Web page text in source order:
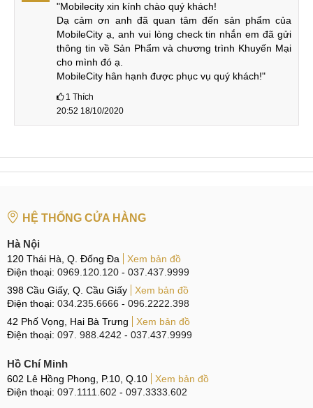
Ngoài ra sản phẩm còn trang bị công nghệ sạc nhanh lên tới
18W thì người dùng chắc hẳn sẽ không bao giờ lo lắng về
Pin trên Xiaomi Mi 9T này.
Thiết kế ấn tượng
Thiết kế của Xiaomi Mi 9T bao gồm kim loại và hai mặt kính
sang trọng, bóng bẩy. Màn hình lớn Fullview trên mặt trước
chiếm tới 91% diện tích hiển thị. Cụm camera kép được đặt
Thiết kế ấn tượng
Màn hình của Xiaomi Mi 9T có kích thước lớn 6.39 inch và
sử dụng công nghệ Supper AMOLED, độ phân giải Full
HD+ (1080x2340 pixels) và tỷ lệ 19.5:9. Điều đặc biệt là sản
phẩm này còn được trang bị cảm biến vân tay thế hệ thứ 7
với tốc độ nhanh hơn và tính bảo mật được nâng cao rất
nhiều.
Nếu bạn đang phân vân không biết có nên mua chiếc điện
thoại Xiaomi Mi 9T chính hãng hay không và liệu nó có hoạt
"Mobilecity xin kính chào quý khách!
Dạ cảm ơn anh đã quan tâm đến sản phẩm của
MobileCity ạ, anh vui lòng check tin nhắn em đã gửi
thông tin về Sản Phẩm và chương trình Khuyến Mại
cho mình đó ạ.
MobileCity hân hạnh được phục vụ quý khách!"
1 Thích
20:52 18/10/2020
HỆ THỐNG CỬA HÀNG
Hà Nội
120 Thái Hà, Q. Đống Đa
Xem bản đồ
Điện thoại: 0969.120.120 - 037.437.9999
398 Cầu Giấy, Q. Cầu Giấy
Xem bản đồ
Điện thoại: 034.235.6666 - 096.2222.398
42 Phố Vọng, Hai Bà Trưng
Xem bản đồ
Điện thoại: 097. 988.4242 - 037.437.9999
Hồ Chí Minh
602 Lê Hồng Phong, P.10, Q.10
Xem bản đồ
Điện thoại: 097.1111.602 - 097.3333.602